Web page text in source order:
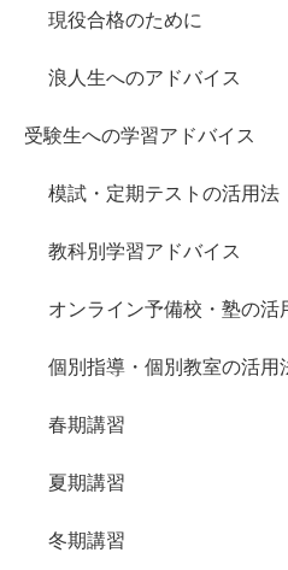
現役合格のために
浪人生へのアドバイス
受験生への学習アドバイス
模試・定期テストの活用法
教科別学習アドバイス
オンライン予備校・塾の活
個別指導・個別教室の活用
春期講習
夏期講習
冬期講習